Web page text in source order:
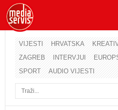
VIJESTI HRVATSKA
ZAGREB
INTERVJUI
SPORT
AUDIO VIJESTI
Korisničko ime
Lozinka